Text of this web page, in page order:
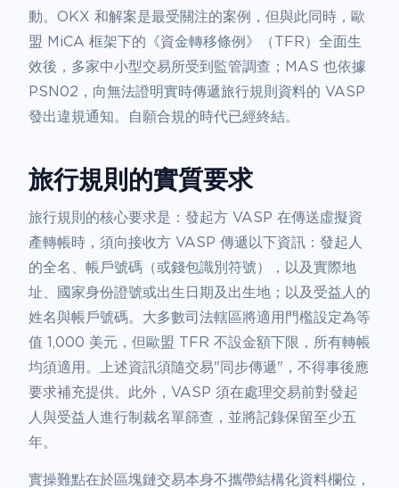
動。OKX 和解案是最受關注的案例，但與此同時，歐
盟 MiCA 框架下的《資金轉移條例》（TFR）全面生
效後，多家中小型交易所受到監管調查；MAS 也依據
PSN02，向無法證明實時傳遞旅行規則資料的 VASP
發出違規通知。自願合規的時代已經終結。
旅行規則的實質要求
旅行規則的核心要求是：發起方 VASP 在傳送虛擬資
產轉帳時，須向接收方 VASP 傳遞以下資訊：發起人
的全名、帳戶號碼（或錢包識別符號），以及實際地
址、國家身份證號或出生日期及出生地；以及受益人的
姓名與帳戶號碼。大多數司法轄區將適用門檻設定為等
值 1,000 美元，但歐盟 TFR 不設金額下限，所有轉帳
均須適用。上述資訊須隨交易"同步傳遞"，不得事後應
要求補充提供。此外，VASP 須在處理交易前對發起
人與受益人進行制裁名單篩查，並將記錄保留至少五
年。
實操難點在於區塊鏈交易本身不攜帶結構化資料欄位，